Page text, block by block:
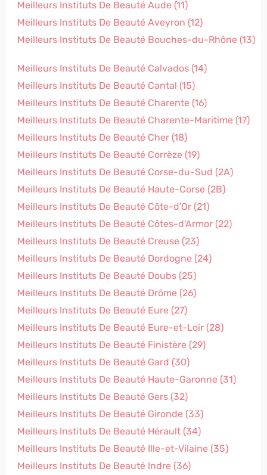
Meilleurs Instituts De Beauté Aude (11)
Meilleurs Instituts De Beauté Aveyron (12)
Meilleurs Instituts De Beauté Bouches-du-Rhône (13)
Meilleurs Instituts De Beauté Calvados (14)
Meilleurs Instituts De Beauté Cantal (15)
Meilleurs Instituts De Beauté Charente (16)
Meilleurs Instituts De Beauté Charente-Maritime (17)
Meilleurs Instituts De Beauté Cher (18)
Meilleurs Instituts De Beauté Corrèze (19)
Meilleurs Instituts De Beauté Corse-du-Sud (2A)
Meilleurs Instituts De Beauté Haute-Corse (2B)
Meilleurs Instituts De Beauté Côte-d'Or (21)
Meilleurs Instituts De Beauté Côtes-d'Armor (22)
Meilleurs Instituts De Beauté Creuse (23)
Meilleurs Instituts De Beauté Dordogne (24)
Meilleurs Instituts De Beauté Doubs (25)
Meilleurs Instituts De Beauté Drôme (26)
Meilleurs Instituts De Beauté Eure (27)
Meilleurs Instituts De Beauté Eure-et-Loir (28)
Meilleurs Instituts De Beauté Finistère (29)
Meilleurs Instituts De Beauté Gard (30)
Meilleurs Instituts De Beauté Haute-Garonne (31)
Meilleurs Instituts De Beauté Gers (32)
Meilleurs Instituts De Beauté Gironde (33)
Meilleurs Instituts De Beauté Hérault (34)
Meilleurs Instituts De Beauté Ille-et-Vilaine (35)
Meilleurs Instituts De Beauté Indre (36)